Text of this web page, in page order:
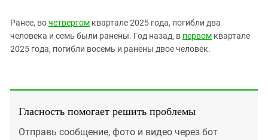
Ранее, вочетвертом квартале 2025 года, погибли два
человека и семь были ранены. Год назад, в первом квартале
2025 года, погибли восемь и ранены двое человек.
Гласность помогает решить проблемы
Отправь сообщение, фото и видео через бот